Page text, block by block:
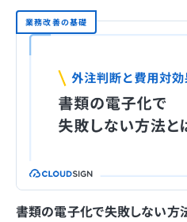
業務改善の基礎
書類の電子化で失敗しない方